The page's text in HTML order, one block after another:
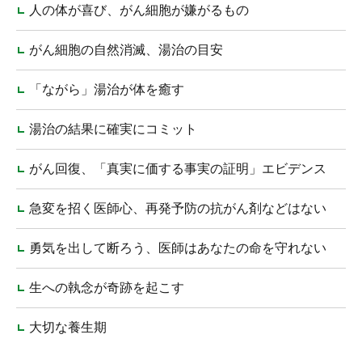
人の体が喜び、がん細胞が嫌がるもの
がん細胞の自然消滅、湯治の目安
「ながら」湯治が体を癒す
湯治の結果に確実にコミット
がん回復、「真実に価する事実の証明」エビデンス
急変を招く医師心、再発予防の抗がん剤などはない
勇気を出して断ろう、医師はあなたの命を守れない
生への執念が奇跡を起こす
大切な養生期